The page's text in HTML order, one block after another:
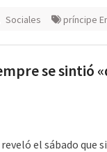
Sociales príncipe
se sintió
el sábado que